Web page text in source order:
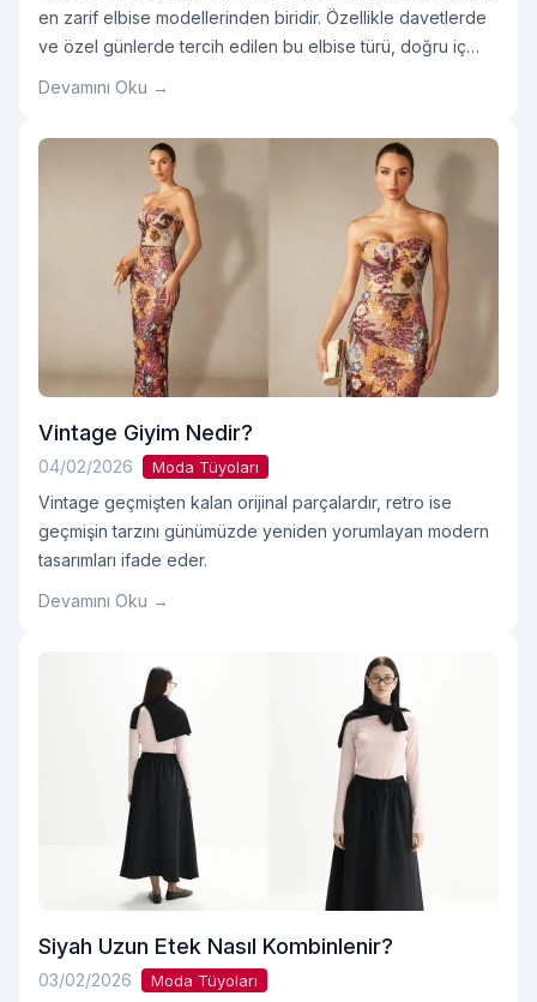
en zarif elbise modellerinden biridir. Özellikle davetlerde
ve özel günlerde tercih edilen bu elbise türü, doğru iç
başında gelir. Straplez Elbise İçineOkumaya devam et
"Straplez Elbise İçine Ne Giyilir? "
Devamını Oku →
Vintage Giyim Nedir?
04/02/2026 Moda Tüyoları
Vintage geçmişten kalan orijinal parçalardır, retro ise
geçmişin tarzını günümüzde yeniden yorumlayan modern
tasarımları ifade eder.
Devamını Oku →
Siyah Uzun Etek Nasıl Kombinlenir?
03/02/2026 Moda Tüyoları